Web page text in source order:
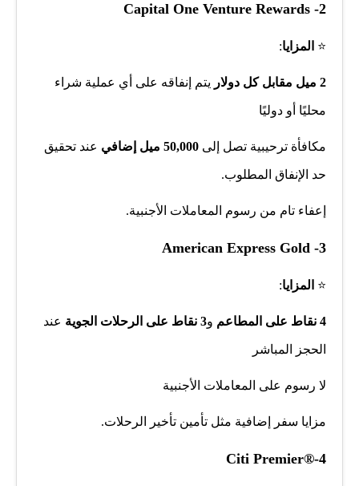
Capital One Venture Rewards -2
⭐ المزايا:
2 ميل مقابل كل دولار يتم إنفاقه على أي عملية شراء
محليًا أو دوليًا
مكافأة ترحيبية تصل إلى 50,000 ميل إضافي عند تحقيق
حد الإنفاق المطلوب.
إعفاء تام من رسوم المعاملات الأجنبية.
American Express Gold -3
⭐ المزايا:
4 نقاط على المطاعم و3 نقاط على الرحلات الجوية عند
الحجز المباشر
لا رسوم على المعاملات الأجنبية
مزايا سفر إضافية مثل تأمين تأخير الرحلات.
Citi Premier®-4